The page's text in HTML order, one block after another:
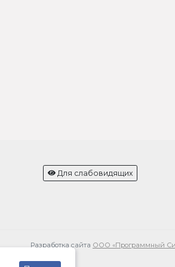
Для слабовидящих
Разработка сайта ООО «Программный